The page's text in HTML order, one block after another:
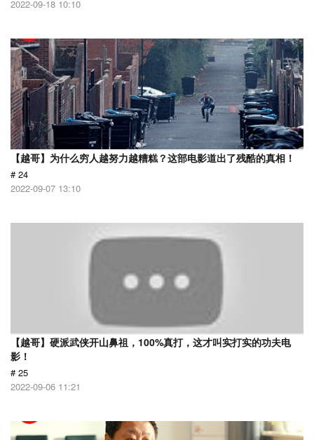
2022-09-18 10:10
【越哥】为什么穷人越努力越糟糕？这部电影道出了残酷的真相！
# 24
2022-09-07 13:10
【越哥】硬派武侠开山鼻祖，100%真打，这才叫实打实的功夫电
影！
# 25
2022-09-06 11:21